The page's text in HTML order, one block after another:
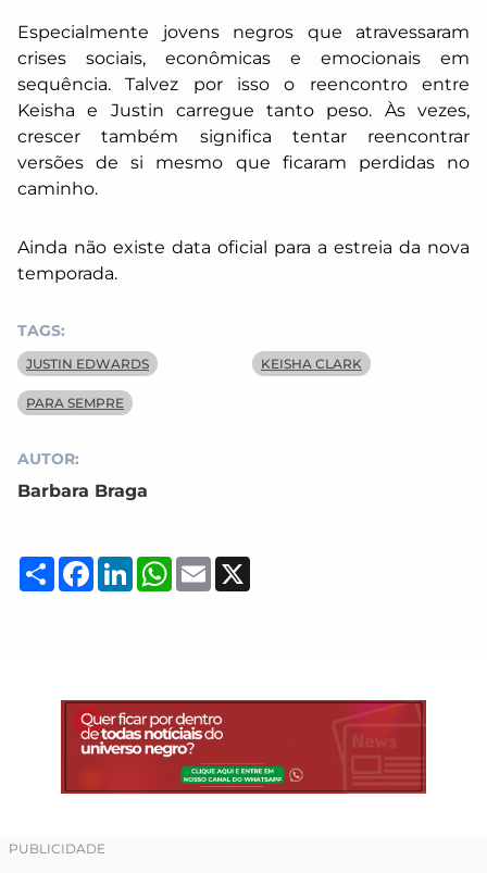
Especialmente jovens negros que atravessaram
crises sociais, econômicas e emocionais em
sequência. Talvez por isso o reencontro entre
Keisha e Justin carregue tanto peso. Às vezes,
crescer também significa tentar reencontrar
versões de si mesmo que ficaram perdidas no
caminho.
Ainda não existe data oficial para a estreia da nova
temporada.
TAGS:
JUSTIN EDWARDS KEISHA CLARK
PARA SEMPRE
AUTOR:
Barbara Braga
Compartilhar
Facebook
LinkedInWhatsApp
Email